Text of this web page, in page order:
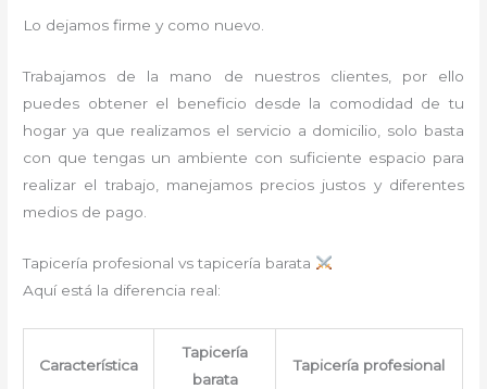
Lo dejamos firme y como nuevo.
Trabajamos de la mano de nuestros clientes, por ello
puedes obtener el beneficio desde la comodidad de tu
hogar ya que realizamos el servicio a domicilio, solo basta
con que tengas un ambiente con suficiente espacio para
realizar el trabajo, manejamos precios justos y diferentes
medios de pago.
Tapicería profesional vs tapicería barata
Aquí está la diferencia real:
Característica
Tapicería
barata
Tapicería profesional